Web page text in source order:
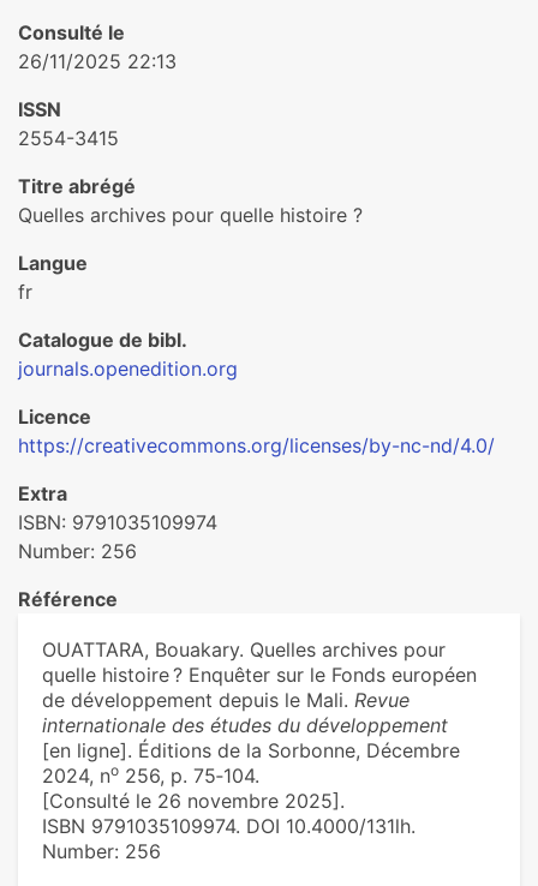
Consulté le
26/11/2025 22:13
ISSN
2554-3415
Titre abrégé
Quelles archives pour quelle histoire ?
Langue
fr
Catalogue de bibl.
journals.openedition.org
Licence
https://creativecommons.org/licenses/by-nc-nd/4.0/
Extra
ISBN: 9791035109974
Number: 256
Référence
OUATTARA, Bouakary. Quelles archives pour
quelle histoire ? Enquêter sur le Fonds européen
de développement depuis le Mali. Revue
internationale des études du développement
[en ligne]. Éditions de la Sorbonne, Décembre
2024, no 256, p. 75‑104.
[Consulté le 26 novembre 2025].
ISBN 9791035109974. DOI 10.4000/131lh.
Number: 256